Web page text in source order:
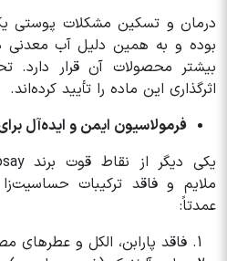
درمان و تسکین مشکلات پوستی
بوده و به همین دلیل آب معدنی
بیشتر محصولات آن قرار دارد.
اثرگذاری این ماده را تأیید کرده‌اند.
فرمولاسیون ایمن و ایده‌آل
ملایم و فاقد ترکیبات
عمدتاً:
فاقد پارابن، الکل و عطرهای